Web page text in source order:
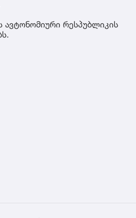
ავტონომიური რესპუბლიკის